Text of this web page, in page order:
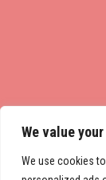
We value
We use cookies